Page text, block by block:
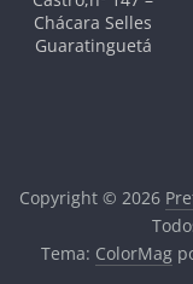
Chácara Selles
Guaratinguetá
Copyright © 2026
Tema: ColorMag